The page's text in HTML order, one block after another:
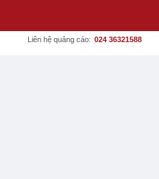
Liên hệ quảng cáo: 024 36321588